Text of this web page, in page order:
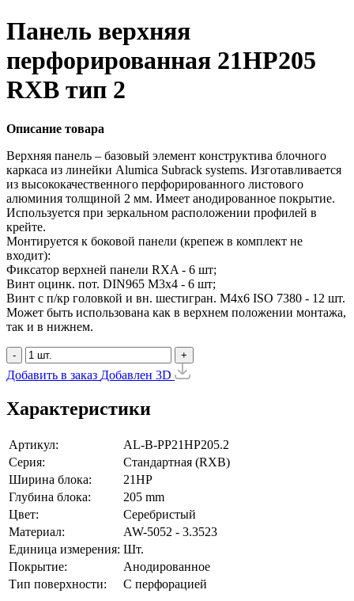
Панель верхняя
перфорированная 21HP205
RXB тип 2
Описание товара
Верхняя панель – базовый элемент конструктива блочного
каркаса из линейки Alumica Subrack systems. Изготавливается
из высококачественного перфорированного листового
алюминия толщиной 2 мм. Имеет анодированное покрытие.
Используется при зеркальном расположении профилей в
крейте.
Монтируется к боковой панели (крепеж в комплект не
входит):
Фиксатор верхней панели RXA - 6 шт;
Винт оцинк. пот. DIN965 М3х4 - 6 шт;
Винт с п/кр головкой и вн. шестигран. М4x6 ISO 7380 - 12 шт.
Может быть использована как в верхнем положении монтажа,
так и в нижнем.
- +
Добавить в заказ Добавлен 3D
Характеристики
Артикул:
AL-B-PP21HP205.2
Серия:
Стандартная (RXB)
Ширина блока:
21HP
Глубина блока:
205 mm
Цвет:
Серебристый
Материал:
AW-5052 - 3.3523
Единица измерения: Шт.
Покрытие:
Анодированное
Тип поверхности:
С перфорацией